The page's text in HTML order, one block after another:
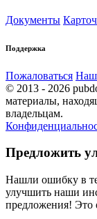
Документы
Поддержка
Пожаловаться
© 2013 - 2026
материалы,
владельцам.
Предложить
Нашли ошибку в
улучшить наши
предложения! Это